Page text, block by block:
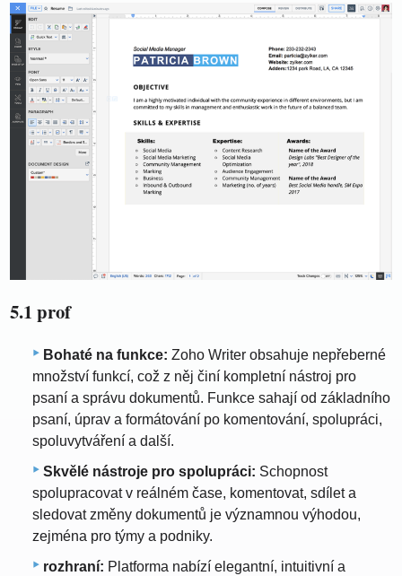
5.1 prof
Bohaté na funkce: Zoho Writer obsahuje nepřeberné
množství funkcí, což z něj činí kompletní nástroj pro
psaní a správu dokumentů. Funkce sahají od základního
psaní, úprav a formátování po komentování, spolupráci,
spoluvytváření a další.
Skvělé nástroje pro spolupráci: Schopnost
spolupracovat v reálném čase, komentovat, sdílet a
sledovat změny dokumentů je významnou výhodou,
zejména pro týmy a podniky.
rozhraní: Platforma nabízí elegantní, intuitivní a